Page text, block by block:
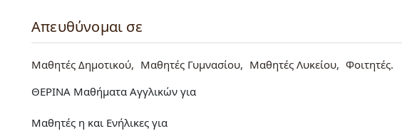
Απευθύνομαι σε
Μαθητές Δημοτικού Μαθητές Γυμνασίου Μαθητές Λυκείου
Φοιτητές
ΘΕΡΙΝΑ Μαθήματα Αγγλικών για
Μαθητές η και Ενήλικες για